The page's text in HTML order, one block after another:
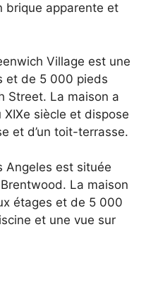
brique apparente et
Village est une
et de 5 000 pieds
Street. La maison a
siècle et dispose
et d’un toit-terrasse.
Angeles est située
La maison
étages et de 5 000
et une vue sur